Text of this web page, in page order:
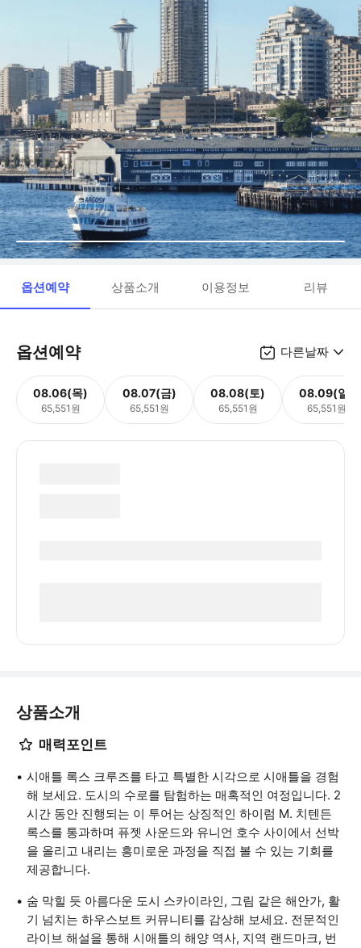
옵션예약 상품소개 이용정보 리뷰
옵션예약 다른날짜
08.06(목)
65,551원
08.07(금)
65,551원
08.08(토)
65,551원
08.09(일)
65,551원
상품소개
매력포인트
시애틀 록스 크루즈를 타고 특별한 시각으로 시애틀을 경험
해 보세요. 도시의 수로를 탐험하는 매혹적인 여정입니다. 2
시간 동안 진행되는 이 투어는 상징적인 하이럼 M. 치텐든
록스를 통과하며 퓨젯 사운드와 유니언 호수 사이에서 선박
을 올리고 내리는 흥미로운 과정을 직접 볼 수 있는 기회를
제공합니다.
숨 막힐 듯 아름다운 도시 스카이라인, 그림 같은 해안가, 활
기 넘치는 하우스보트 커뮤니티를 감상해 보세요. 전문적인
라이브 해설을 통해 시애틀의 해양 역사, 지역 랜드마크, 번